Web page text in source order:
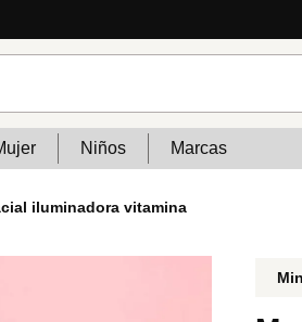
Niños Marcas
iluminadora vitamina